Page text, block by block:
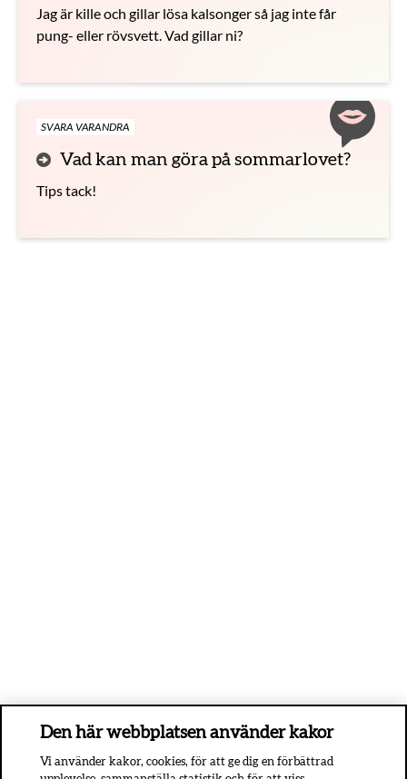
Jag är kille och gillar lösa kalsonger så jag inte får
pung- eller rövsvett. Vad gillar ni?
SVARA VARANDRA
Vad kan man göra på sommarlovet?
Tips tack!
Den här webbplatsen använder kakor
Vi använder kakor, cookies, för att ge dig en förbättrad